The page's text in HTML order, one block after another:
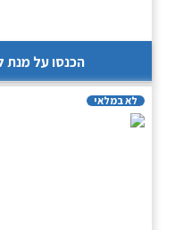
הכנסו על מנת
לא במלאי